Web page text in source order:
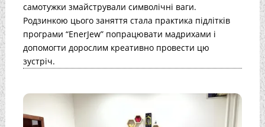
самотужки змайстрували символічні ваги.
Родзинкою цього заняття стала практика підлітків
програми “EnerJew” попрацювати мадрихами і
допомогти дорослим креативно провести цю
зустріч.